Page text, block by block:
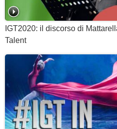
IGT2020: il discorso di
Talent